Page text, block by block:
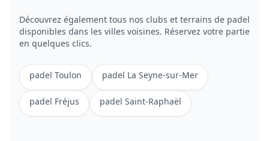
Découvrez également tous nos clubs et terrains de padel
disponibles dans les villes voisines. Réservez votre partie
en quelques clics.
padel Toulon padel La Seyne-sur-Mer
padel Fréjus padel Saint-Raphaël